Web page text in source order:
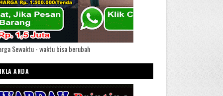
Sewaktu - waktu bisa berubah
ANDA